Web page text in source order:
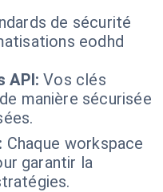
de sécurité
eodhd
API: Vos clés
manière sécurisée
Chaque workspace
garantir la